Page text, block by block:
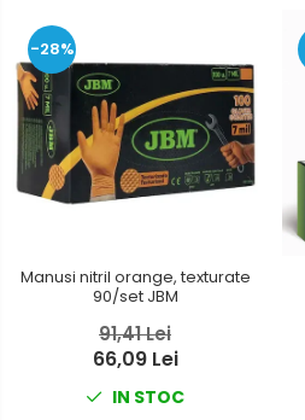
-28%
Manusi nitril orange, texturate
90/set JBM
91,41 Lei
66,09 Lei
IN STOC